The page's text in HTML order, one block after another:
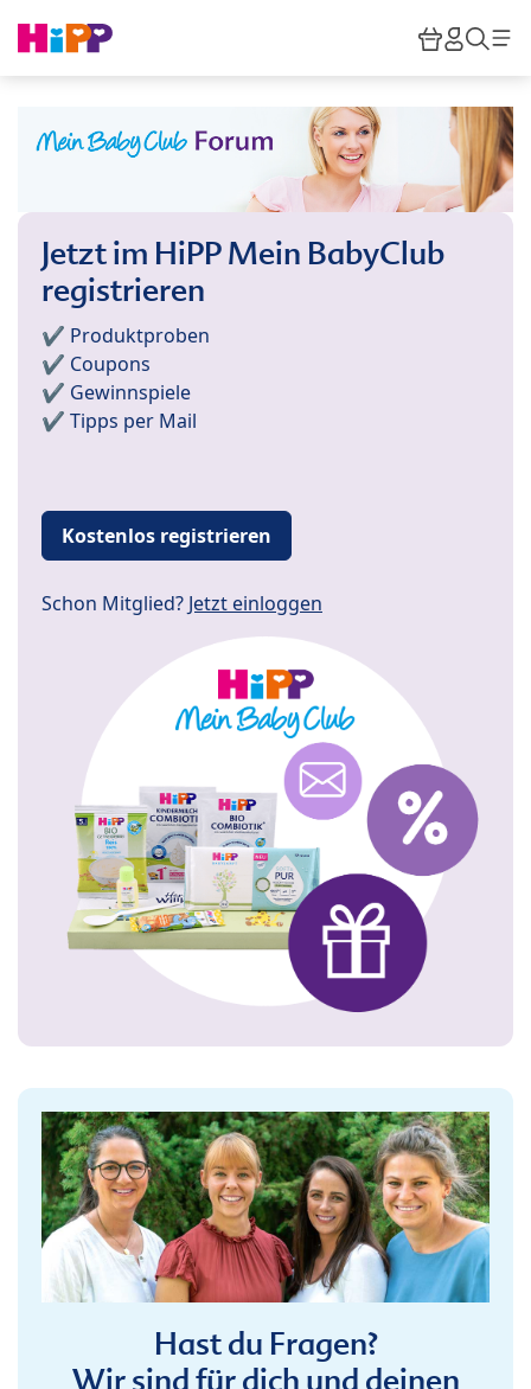
HiPP
Jetzt im HiPP Mein BabyClub
registrieren
✔️ Produktproben
✔️ Coupons
✔️ Gewinnspiele
✔️ Tipps per Mail
Kostenlos registrieren
Schon Mitglied? Jetzt einloggen
Hast du Fragen?
Wir sind für dich und deinen